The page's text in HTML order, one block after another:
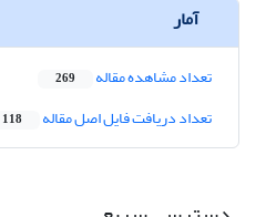
آمار
تعداد مشاهده مقاله 269
تعداد دریافت فایل اصل مقاله 118